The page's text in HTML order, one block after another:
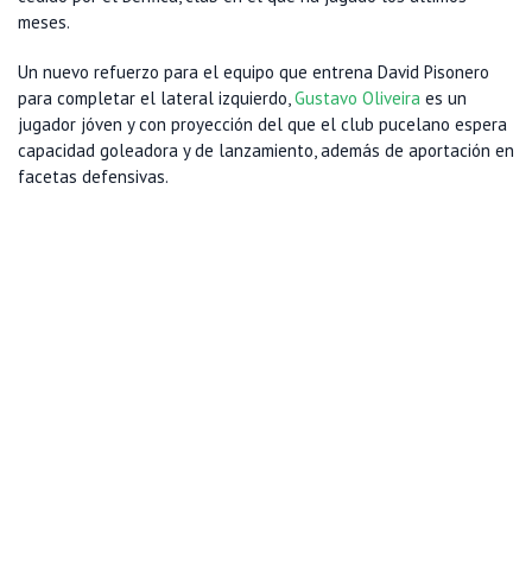
meses.
Un nuevo refuerzo para el equipo que entrena David Pisonero
para completar el lateral izquierdo,Gustavo Oliveira es un
jugador jóven y con proyección del que el club pucelano espera
capacidad goleadora y de lanzamiento, además de aportación en
facetas defensivas.